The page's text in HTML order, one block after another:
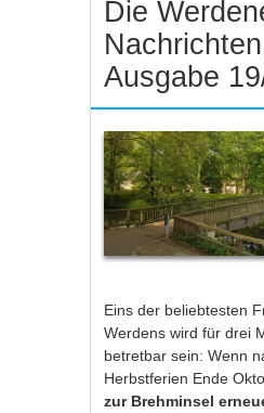
Die
Ausgabe
Eins der beliebtesten
Werdens wird für drei
betretbar sein: Wenn
Herbstferien Ende
zur Brehminsel